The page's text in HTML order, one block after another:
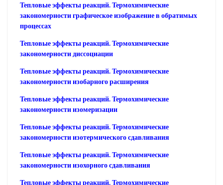
Тепловые эффекты реакций. Термохимические
закономерности графическое изображение в обратимых
процессах
Тепловые эффекты реакций. Термохимические
закономерности диссоциации
Тепловые эффекты реакций. Термохимические
закономерности изобарного расширения
Тепловые эффекты реакций. Термохимические
закономерности изомеризации
Тепловые эффекты реакций. Термохимические
закономерности изотермического сдавливания
Тепловые эффекты реакций. Термохимические
закономерности изохорного сдавливания
Тепловые эффекты реакций. Термохимические